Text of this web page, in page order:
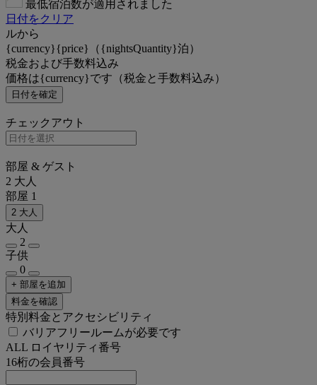
最低宿泊数が適用されました
日付をクリア
ルから
{currency}{price}（{nightsQuantity}泊）
税金および手数料込み
価格は{currency}です（税金と手数料込み）
日付を確定
チェックアウト
部屋 & ゲスト
2 大人
部屋 1
2 大人
大人
2
子供
0
+ 部屋を追加
料金を確認
特別料金とアクセシビリティ
バリアフリールームが必要です
ALL ロイヤリティ番号
16桁の会員番号